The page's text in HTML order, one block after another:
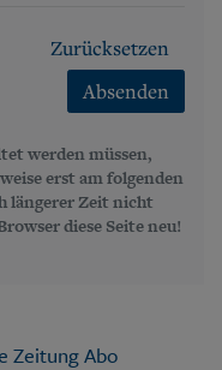
Zurücksetzen
Absenden
werden müssen,
erst am folgenden
längerer Zeit nicht
diese Seite neu!